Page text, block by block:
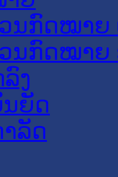
ນກົດໝາຍ
ນກົດໝາຍ
ງ
ຍັດ
ລັດ